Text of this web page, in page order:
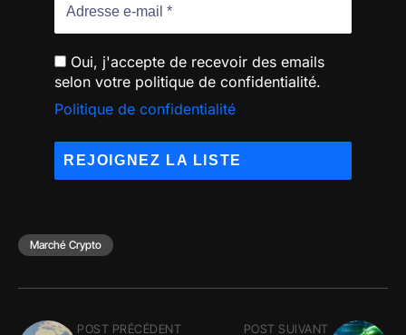
Oui, j'accepte de recevoir des emails
selon votre politique de confidentialité.
Politique de confidentialité
Marché Crypto
POST PRÉCÉDENT POST SUIVANT